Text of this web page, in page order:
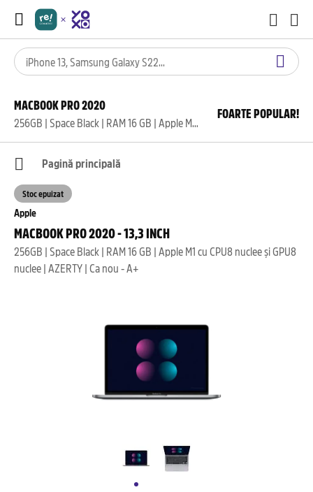
MACBOOK PRO 2020
256GB | Space Black | RAM 16 GB | Apple M1 cu CPU8 nuclee și GPU8 nuclee | AZERTY | Ca nou - A+
FOARTE POPULAR!
Pagină principală
Apple
MACBOOK PRO 2020 - 13,3 INCH
256GB | Space Black | RAM 16 GB | Apple M1 cu CPU8 nuclee și GPU8
nuclee | AZERTY | Ca nou - A+
Stoc epuizat